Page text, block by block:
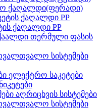
ქაღალდი(ფერადი)
ქაღალდი PP
თერმული ფასის
ელექტრო საკეტები
აღრიცხვის სისტემები